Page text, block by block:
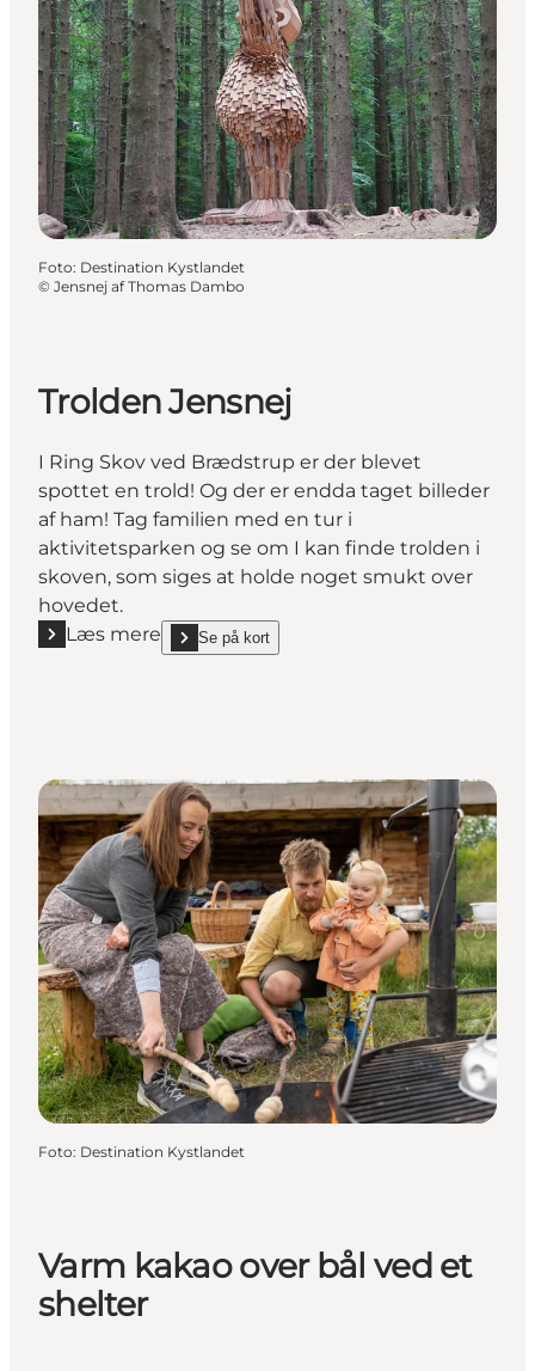
Foto: Destination Kystlandet
© Jensnej af Thomas Dambo
Trolden Jensnej
I Ring Skov ved Brædstrup er der blevet
spottet en trold! Og der er endda taget billeder
af ham! Tag familien med en tur i
aktivitetsparken og se om I kan finde trolden i
skoven, som siges at holde noget smukt over
hovedet.
Læs mere
Læs mere "Trolden Jensnej"
Se på kort
show Trolden Jensnej on_map
Foto: Destination Kystlandet
Varm kakao over bål ved et
shelter